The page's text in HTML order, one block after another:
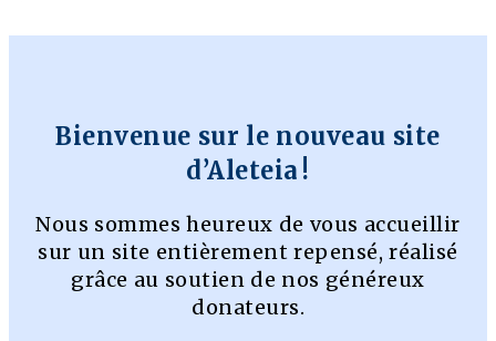
Bienvenue sur le nouveau site
d’Aleteia !
Nous sommes heureux de vous accueillir
sur un site entièrement repensé, réalisé
grâce au soutien de nos généreux
donateurs.